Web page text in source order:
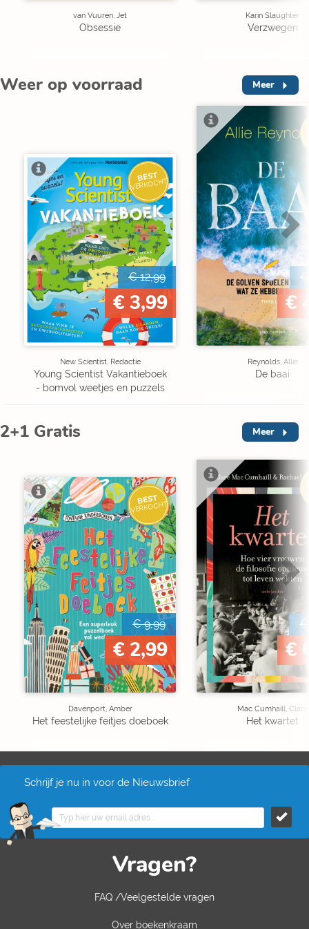
van Vuuren, Jet
Obsessie
Karin Slaughter
Verzwegen
Weer op voorraad Meer
BEST
VERKOCHT
€ 12,99
€ 3,99
New Scientist, Redactie
Young Scientist Vakantieboek
- bomvol weetjes en puzzels
€
€
Reynolds, Allie
De baai
2+1 Gratis Meer
BEST
VERKOCHT
€ 9,99
€ 2,99
Davenport, Amber
Het feestelijke feitjes doeboek
€
€
Mac Cumhaill, Clare
Het kwartet
Schrijf je nu in voor de Nieuwsbrief
Vragen?
FAQ /Veelgestelde vragen
Over boekenkraam